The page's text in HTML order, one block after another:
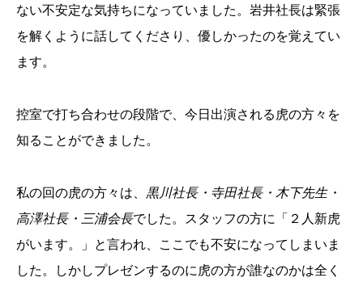
ない不安定な気持ちになっていました。岩井社長は緊張
を解くように話してくださり、優しかったのを覚えてい
ます。
控室で打ち合わせの段階で、今日出演される虎の方々を
知ることができました。
私の回の虎の方々は、 黒川社長・寺田社長・木下先生・
高澤社長・三浦会長でした。スタッフの方に「２人新虎
がいます。」と言われ、ここでも不安になってしまいま
した。しかしプレゼンするのに虎の方が誰なのかは全く